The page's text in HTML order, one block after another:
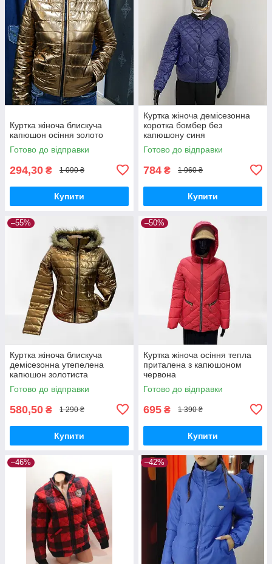
Куртка жіноча блискуча
капюшон осіння золото
Готово до відправки
294,30 ₴ 1 090 ₴
Купити
Куртка жіноча демісезонна
коротка бомбер без
капюшону синя
Готово до відправки
784 ₴ 1 960 ₴
Купити
–55%
Куртка жіноча блискуча
демісезонна утепелена
капюшон золотиста
Готово до відправки
580,50 ₴ 1 290 ₴
Купити
–50%
Куртка жіноча осіння тепла
приталена з капюшоном
червона
Готово до відправки
695 ₴ 1 390 ₴
Купити
–46% –42%